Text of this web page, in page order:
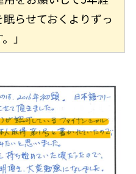
らせておくよりずっ
」